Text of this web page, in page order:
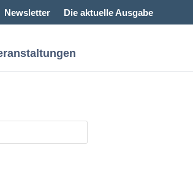
Newsletter Die aktuelle Ausgabe